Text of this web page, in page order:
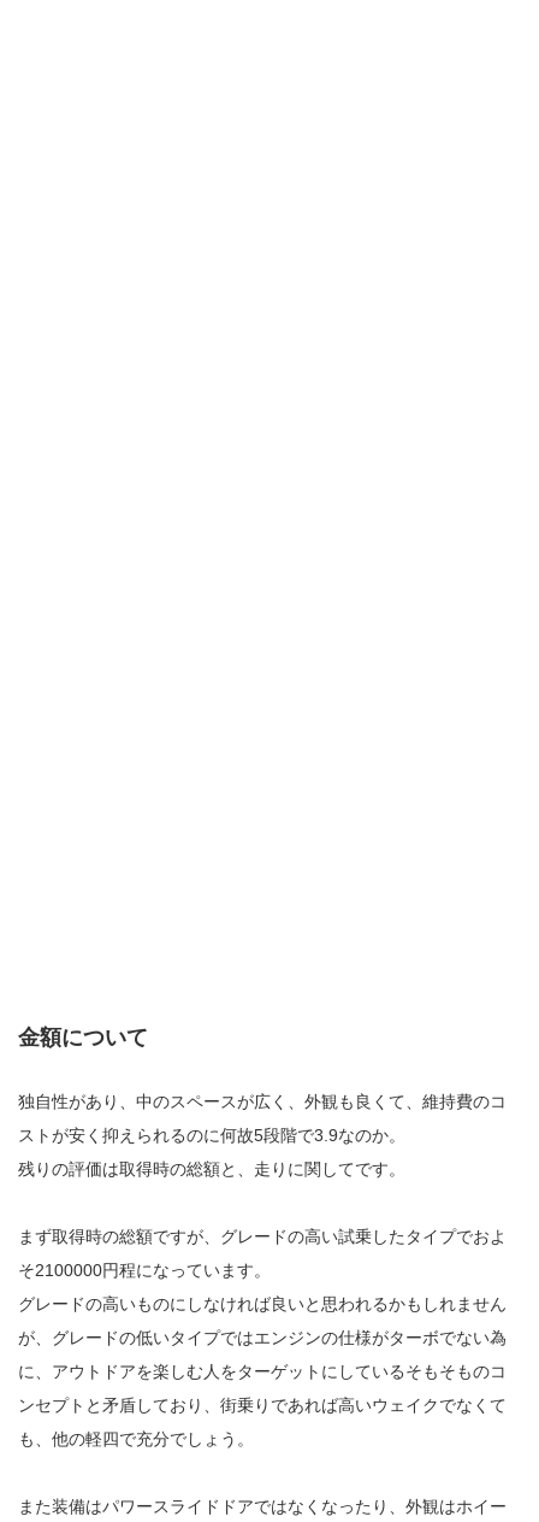
金額について
独自性があり、中のスペースが広く、外観も良くて、維持費のコ
ストが安く抑えられるのに何故5段階で3.9なのか。
残りの評価は取得時の総額と、走りに関してです。
まず取得時の総額ですが、グレードの高い試乗したタイプでおよ
そ2100000円程になっています。
グレードの高いものにしなければ良いと思われるかもしれません
が、グレードの低いタイプではエンジンの仕様がターボでない為
に、アウトドアを楽しむ人をターゲットにしているそもそものコ
ンセプトと矛盾しており、街乗りであれば高いウェイクでなくて
も、他の軽四で充分でしょう。
また装備はパワースライドドアではなくなったり、外観はホイー